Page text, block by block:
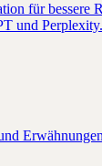
für bessere
und Perplexity.